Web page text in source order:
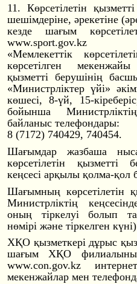
11. Көрсетілетін
шешімдеріне, әрекетіне
кезде шағым
www.sport.gov.kz
«Мемлекеттік
көрсетілген
қызметті берушінің
«Министрліктер үйі»
көшесі, 8-үй, 15-
бойынша
байланыс телефондары:
8 (7172) 740429, 740454.
Шағымдар жазбаша
көрсетілетін қызметті
кеңсесі арқылы қолма-қол
Шағымның көрсетілетін
Министрліктің
оның тіркелуі болып
нөмірі және тіркелген
ХҚО қызметкері дұрыс
шағым ХҚО
www.con.gov.kz
мекенжайлар мен